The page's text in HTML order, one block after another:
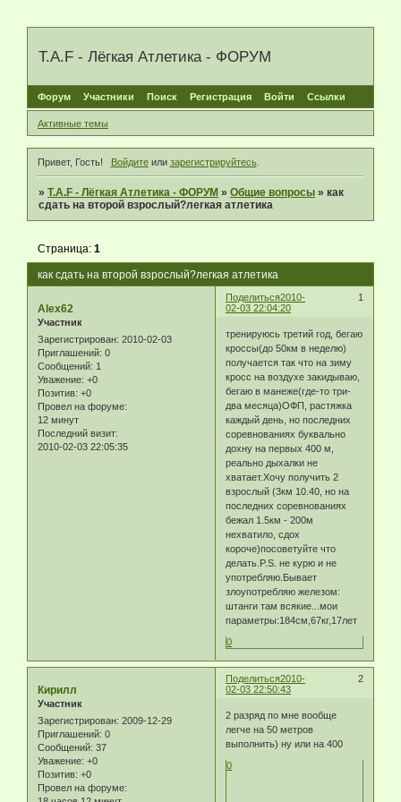
T.A.F - Лёгкая Атлетика - ФОРУМ
Форум Участники Поиск Регистрация Войти Ссылки
Активные темы
Привет, Гость! Войдитеили зарегистрируйтесь.
»T.A.F - Лёгкая Атлетика - ФОРУМ »Общие вопросы »как
сдать на второй взрослый?легкая атлетика
как сдать на второй взрослый?легкая атлетика
Страница:1
Поделиться 1
2010-
02-03 22:04:20
Alex62
Участник
Зарегистрирован: 2010-02-03
Приглашений: 0
Сообщений: 1
Уважение: +0
Позитив: +0
Провел на форуме:
12 минут
Последний визит:
2010-02-03 22:05:35
тренируюсь третий год, бегаю
кроссы(до 50км в неделю)
получается так что на зиму
кросс на воздухе закидываю,
бегаю в манеже(где-то три-
два месяца)ОФП, растяжка
каждый день, но последних
соревнованиях буквально
дохну на первых 400 м,
реально дыхалки не
хватает.Хочу получить 2
взрослый (3км 10.40, но на
последних соревнованиях
бежал 1.5км - 200м
нехватило, сдох
короче)посоветуйте что
делать.P.S. не курю и не
употребляю.Бывает
злоупотребляю железом:
штанги там всякие...мои
параметры:184см,67кг,17лет
0
Поделиться 2
2010-
02-03 22:50:43
Кирилл
Участник
Зарегистрирован: 2009-12-29
Приглашений: 0
Сообщений: 37
Уважение: +0
Позитив: +0
Провел на форуме:
2 разряд по мне вообще
легче на 50 метров
выполнить) ну или на 400
0